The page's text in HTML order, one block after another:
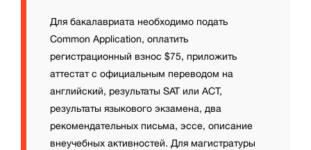
Для бакалавриата необходимо подать
Common Application, оплатить
регистрационный взнос $75, приложить
аттестат с официальным переводом на
английский, результаты SAT или ACT,
результаты языкового экзамена, два
рекомендательных письма, эссе, описание
внеучебных активностей. Для магистратуры